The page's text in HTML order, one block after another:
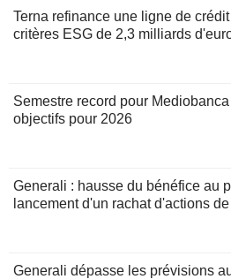
Terna refinance une ligne de
critères ESG de 2,3 milliards
Semestre record pour
objectifs pour 2026
Generali : hausse du bénéfice au
lancement d'un rachat d'actions
Generali dépasse les prévisions